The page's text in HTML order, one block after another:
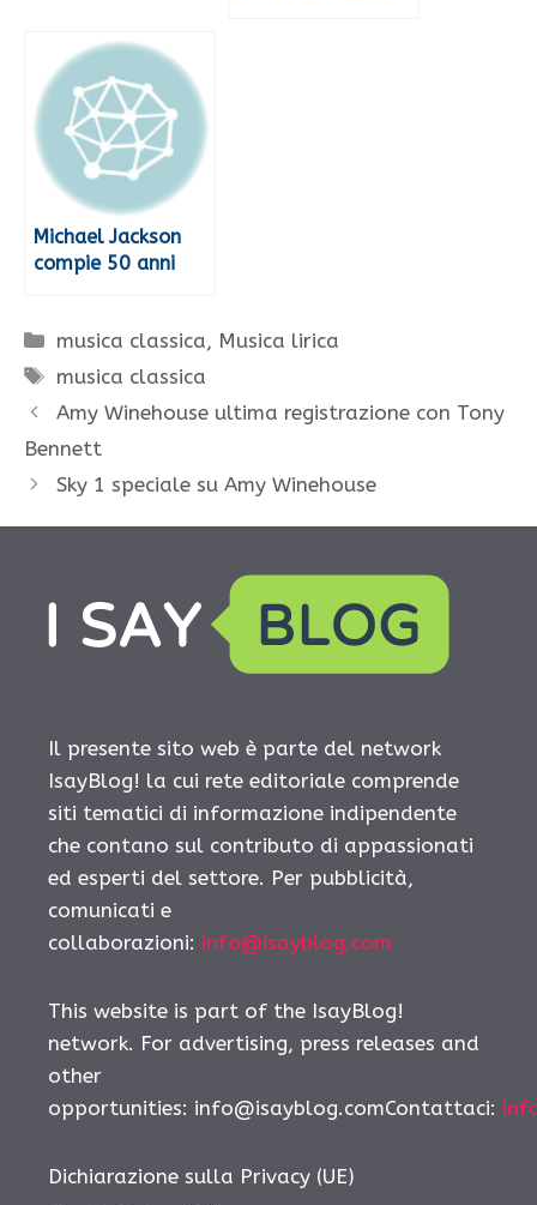
Michael Jackson
compie 50 anni
Categorie
musica classica, Musica lirica
Tag
musica classica
Amy Winehouse ultima registrazione con Tony
Bennett
Sky 1 speciale su Amy Winehouse
Il presente sito web è parte del network
IsayBlog! la cui rete editoriale comprende
siti tematici di informazione indipendente
che contano sul contributo di appassionati
ed esperti del settore. Per pubblicità,
comunicati e
collaborazioni: info@isayblog.com
This website is part of the IsayBlog!
network. For advertising, press releases and
other
opportunities: info@isayblog.comContattaci:
Dichiarazione sulla Privacy (UE)